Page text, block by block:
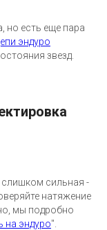
но есть еще пара
эндуро
звезд.
сильная -
натяжение
мы подробно
на эндуро''.